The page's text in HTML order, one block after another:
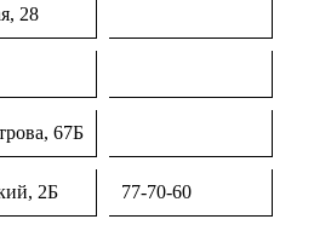
28
67Б
2Б 77-70-60